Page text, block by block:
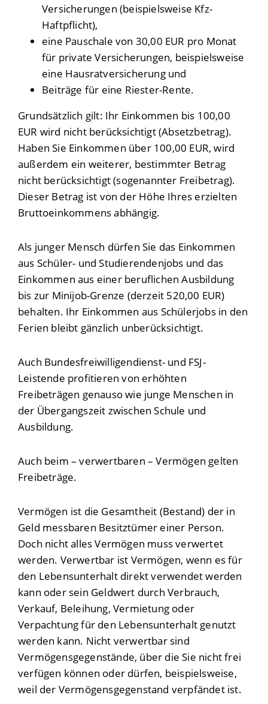
Versicherungen (beispielsweise Kfz-
Haftpflicht),
eine Pauschale von 30,00 EUR pro Monat
für private Versicherungen, beispielsweise
eine Hausratversicherung und
Beiträge für eine Riester-Rente.
Grundsätzlich gilt: Ihr Einkommen bis 100,00
EUR wird nicht berücksichtigt (Absetzbetrag).
Haben Sie Einkommen über 100,00 EUR, wird
außerdem ein weiterer, bestimmter Betrag
nicht berücksichtigt (sogenannter Freibetrag).
Dieser Betrag ist von der Höhe Ihres erzielten
Bruttoeinkommens abhängig.
Als junger Mensch dürfen Sie das Einkommen
aus Schüler- und Studierendenjobs und das
Einkommen aus einer beruflichen Ausbildung
bis zur Minijob-Grenze (derzeit 520,00 EUR)
behalten. Ihr Einkommen aus Schülerjobs in den
Ferien bleibt gänzlich unberücksichtigt.
Auch Bundesfreiwilligendienst- und FSJ-
Leistende profitieren von erhöhten
Freibeträgen genauso wie junge Menschen in
der Übergangszeit zwischen Schule und
Ausbildung.
Auch beim – verwertbaren – Vermögen gelten
Freibeträge.
Vermögen ist die Gesamtheit (Bestand) der in
Geld messbaren Besitztümer einer Person.
Doch nicht alles Vermögen muss verwertet
werden. Verwertbar ist Vermögen, wenn es für
den Lebensunterhalt direkt verwendet werden
kann oder sein Geldwert durch Verbrauch,
Verkauf, Beleihung, Vermietung oder
Verpachtung für den Lebensunterhalt genutzt
werden kann. Nicht verwertbar sind
Vermögensgegenstände, über die Sie nicht frei
verfügen können oder dürfen, beispielsweise,
weil der Vermögensgegenstand verpfändet ist.